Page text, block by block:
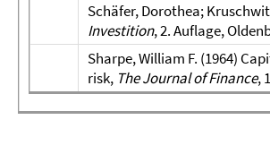
Schäfer, Dorothea;
Investition, 2. Auflage,
Sharpe, William F. (1964)
risk, The Journal of Finance,